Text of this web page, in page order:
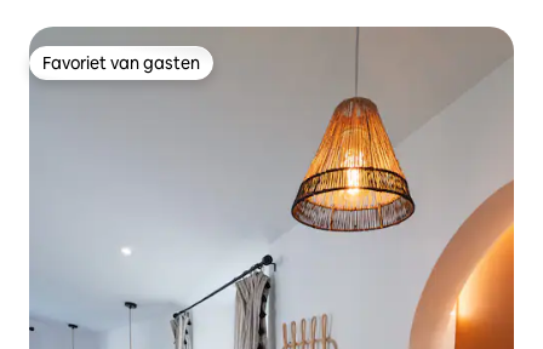
Favoriet van gasten
Favoriet van gasten